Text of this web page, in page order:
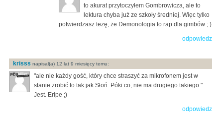
to akurat przytoczyłem Gombrowicza, ale to
lektura chyba już ze szkoły średniej. Więc tylko
potwierdzasz tezę, że Demonologia to rap dla gimbów ; )
odpowiedz
krisss napisal(a) 12 lat 9 miesięcy temu:
"ale nie każdy gość, który chce straszyć za mikrofonem jest w
stanie zrobić to tak jak Słoń. Póki co, nie ma drugiego takiego."
Jest. Eripe ;)
odpowiedz